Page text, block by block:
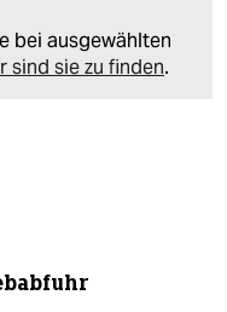
bei ausgewählten
sind sie zu finden.